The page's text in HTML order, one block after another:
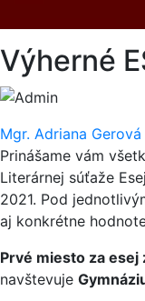
Výherné
Mgr. Adriana Gerová
Prinášame vám
Literárnej súťaže
2021. Pod
aj konkrétne
Prvé miesto za esej
navštevuje